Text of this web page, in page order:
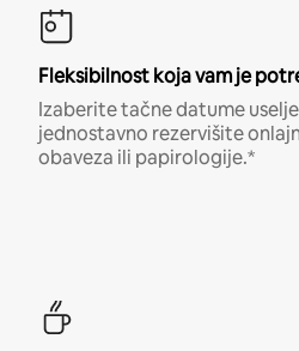
Fleksibilnost koja vam je
Izaberite tačne datume
jednostavno rezervišite
obaveza ili papirologije.*